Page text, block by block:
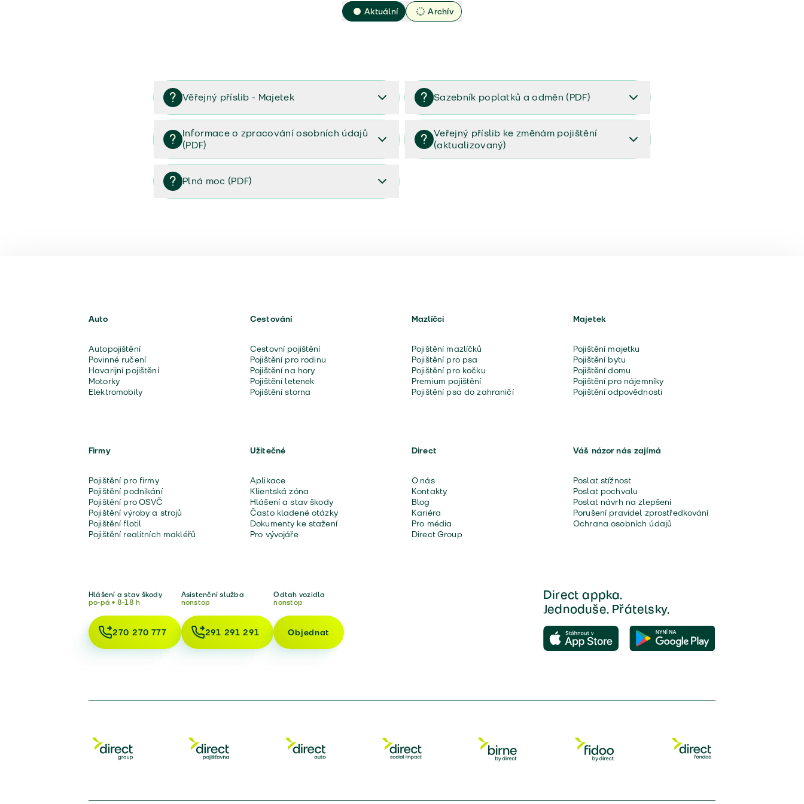
Aktuální Archív
Věřejný příslib - Majetek
Věřejný příslib majetek 2023
Sazebník poplatků a odměn (PDF)
Sazebník poplatků a odměn (PDF)
Informace o zpracování osobních údajů
(PDF)
Informace o zpracování osobních údajů (PDF)
Veřejný příslib ke změnám pojištění
(aktualizovaný)
Plná moc (PDF)
Auto
Autopojištění
Povinné ručení
Havarijní pojištění
Motorky
Elektromobily
Cestování
Cestovní pojištění
Pojištění pro rodinu
Pojištění na hory
Pojištění letenek
Pojištění storna
Mazlíčci
Pojištění mazlíčků
Pojištění pro psa
Pojištění pro kočku
Premium pojištění
Pojištění psa do zahraničí
Majetek
Pojištění majetku
Pojištění bytu
Pojištění domu
Pojištění pro nájemníky
Pojištění odpovědnosti
Firmy
Pojištění pro firmy
Pojištění podnikání
Pojištění pro OSVČ
Pojištění výroby a strojů
Pojištění flotil
Pojištění realitních makléřů
Užitečné
Aplikace
Klientská zóna
Hlášení a stav škody
Často kladené otázky
Dokumenty ke stažení
Pro vývojáře
Direct
O nás
Kontakty
Blog
Kariéra
Pro média
Direct Group
Váš názor nás zajímá
Poslat stížnost
Poslat pochvalu
Poslat návrh na zlepšení
Porušení pravidel zprostředkování
Ochrana osobních údajů
Hlášení a stav škody
po-pá • 8-18 h
270 270 777
Asistenční služba
nonstop
291 291 291
Odtah vozidla
nonstop
Objednat
Direct appka.
Jednoduše. Přátelsky.